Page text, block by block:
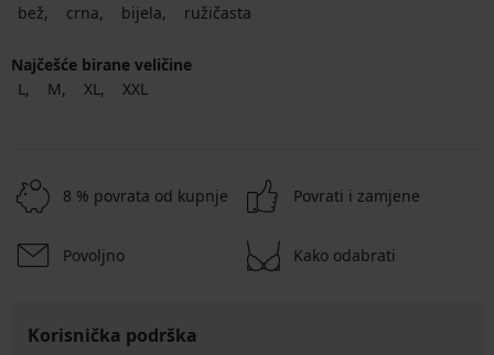
bež
crna bijela ružičasta
Najčešće birane veličine
L
M XL XXL
8 % povrata od kupnje Povrati i zamjene
Povoljno Kako odabrati
Korisnička podrška